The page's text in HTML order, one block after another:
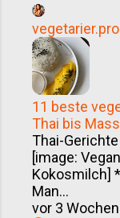
vegetarier.pro
11 beste
Thai bis
Thai-
[image:
Kokosmilch]
Man...
vor 3 Wochen